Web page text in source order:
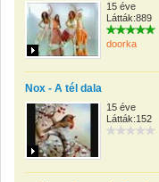
15 éve
Látták:889
doorka
Nox - A tél dala
15 éve
Látták:152